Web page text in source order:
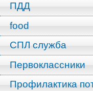
ПДД
food
СПЛ служба
Первоклассники
Профилактика